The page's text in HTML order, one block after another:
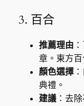
3. 百合
推薦理由
章。東方
顏色選擇
典禮。
建議：去